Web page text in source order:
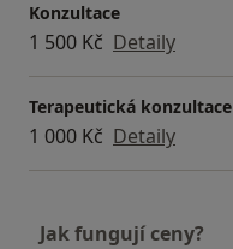
Konzultace
1 500 Kč Detaily
Terapeutická konzultace
1 000 Kč Detaily
Jak fungují ceny?